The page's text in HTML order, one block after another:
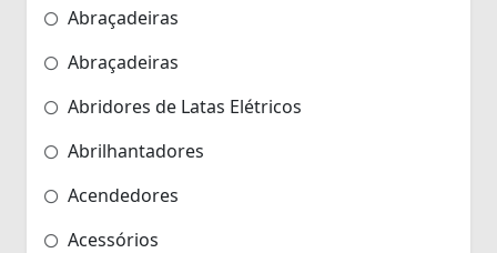
Abraçadeiras
Abraçadeiras
Abridores de Latas Elétricos
Abrilhantadores
Acendedores
Acessórios